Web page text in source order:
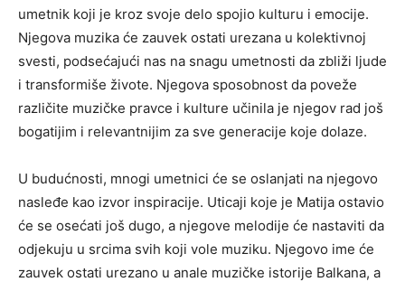
umetnik koji je kroz svoje delo spojio kulturu i emocije.
Njegova muzika će zauvek ostati urezana u kolektivnoj
svesti, podsećajući nas na snagu umetnosti da zbliži ljude
i transformiše živote. Njegova sposobnost da poveže
različite muzičke pravce i kulture učinila je njegov rad još
bogatijim i relevantnijim za sve generacije koje dolaze.
U budućnosti, mnogi umetnici će se oslanjati na njegovo
nasleđe kao izvor inspiracije. Uticaji koje je Matija ostavio
će se osećati još dugo, a njegove melodije će nastaviti da
odjekuju u srcima svih koji vole muziku. Njegovo ime će
zauvek ostati urezano u anale muzičke istorije Balkana, a